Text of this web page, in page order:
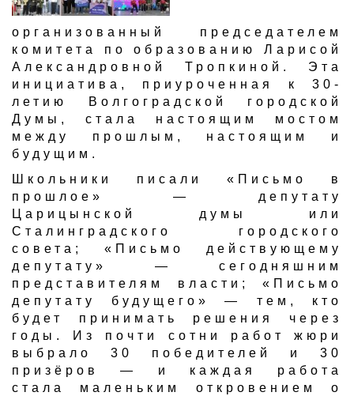
организованный председателем
комитета по образованию Ларисой
Александровной Тропкиной. Эта
инициатива, приуроченная к 30-
летию Волгоградской городской
Думы, стала настоящим мостом
между прошлым, настоящим и
будущим.
Школьники писали «Письмо в
прошлое» — депутату
Царицынской думы или
Сталинградского городского
совета; «Письмо действующему
депутату» — сегодняшним
представителям власти; «Письмо
депутату будущего» — тем, кто
будет принимать решения через
годы. Из почти сотни работ жюри
выбрало 30 победителей и 30
призёров — и каждая работа
стала маленьким откровением о